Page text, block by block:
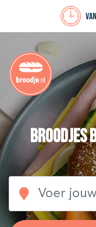
Broodjes